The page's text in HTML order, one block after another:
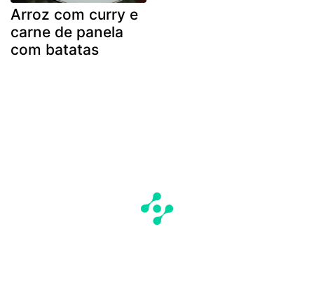
Arroz com curry e
carne de panela
com batatas